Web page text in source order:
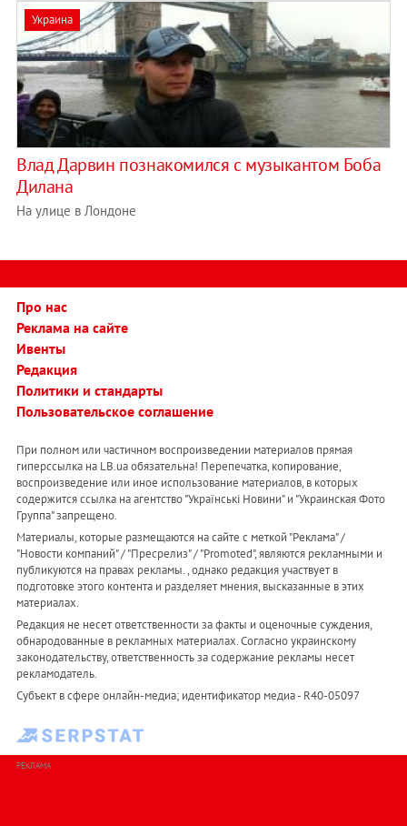
Украина
Влад Дарвин познакомился с музыкантом Боба
Дилана
На улице в Лондоне
Про нас
Реклама на сайте
Ивенты
Редакция
Политики и стандарты
Пользовательское соглашение
При полном или частичном воспроизведении материалов прямая
гиперссылка на LB.ua обязательна! Перепечатка, копирование,
воспроизведение или иное использование материалов, в которых
содержится ссылка на агентство "Українськi Новини" и "Украинская Фото
Группа" запрещено.
Материалы, которые размещаются на сайте с меткой "Реклама" /
"Новости компаний" / "Пресрелиз" / "Promoted", являются рекламными и
публикуются на правах рекламы. , однако редакция участвует в
подготовке этого контента и разделяет мнения, высказанные в этих
материалах.
Редакция не несет ответственности за факты и оценочные суждения,
обнародованные в рекламных материалах. Согласно украинскому
законодательству, ответственность за содержание рекламы несет
рекламодатель.
Субъект в сфере онлайн-медиа; идентификатор медиа - R40-05097
РЕКЛАМА